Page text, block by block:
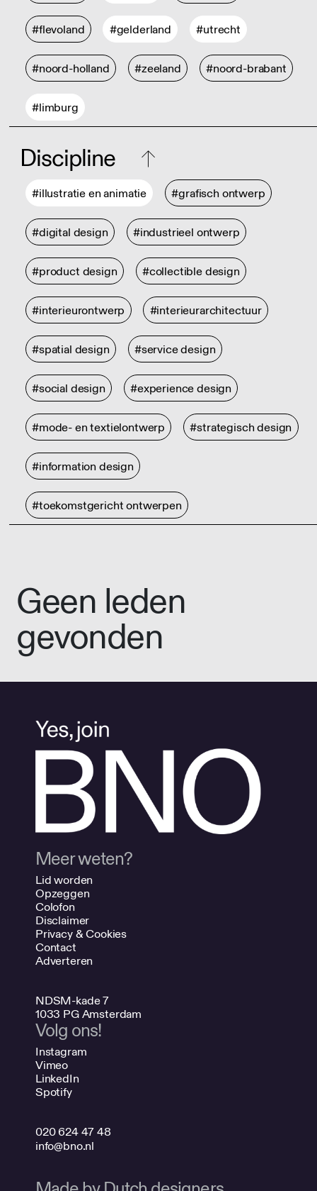
#flevoland #gelderland #utrecht
#noord-holland #zeeland #noord-brabant
#limburg
Discipline
#illustratie en animatie #grafisch ontwerp
#digital design #industrieel ontwerp
#product design #collectible design
#interieurontwerp #interieurarchitectuur
#spatial design #service design
#social design #experience design
#mode- en textielontwerp #strategisch design
#information design
#toekomstgericht ontwerpen
Geen leden
gevonden
Meer weten?
Lid worden
Opzeggen
Colofon
Disclaimer
Privacy & Cookies
Contact
Adverteren
NDSM-kade 7
1033 PG Amsterdam
Volg ons!
Instagram
Vimeo
LinkedIn
Spotify
020 624 47 48
info@bno.nl